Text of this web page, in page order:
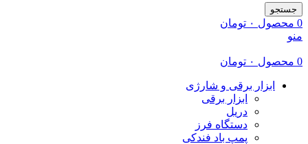
جستجو
0 محصول ۰ تومان
منو
0 محصول ۰ تومان
ابزار برقی و شارژی
ابزار برقی
دریل
دستگاه فرز
پمپ باد فندکی